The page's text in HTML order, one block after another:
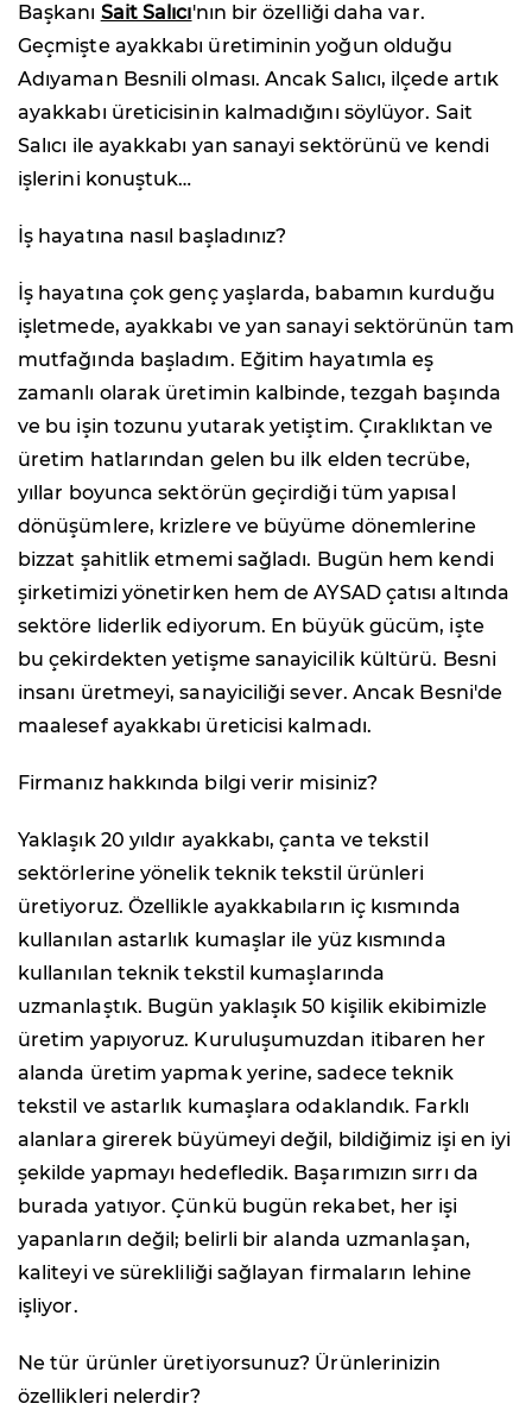
Başkanı Sait Salıcı'nın bir özelliği daha var.
Geçmişte ayakkabı üretiminin yoğun olduğu
Adıyaman Besnili olması. Ancak Salıcı, ilçede artık
ayakkabı üreticisinin kalmadığını söylüyor. Sait
Salıcı ile ayakkabı yan sanayi sektörünü ve kendi
işlerini konuştuk…
İş hayatına nasıl başladınız?
İş hayatına çok genç yaşlarda, babamın kurduğu
işletmede, ayakkabı ve yan sanayi sektörünün tam
mutfağında başladım. Eğitim hayatımla eş
zamanlı olarak üretimin kalbinde, tezgah başında
ve bu işin tozunu yutarak yetiştim. Çıraklıktan ve
üretim hatlarından gelen bu ilk elden tecrübe,
yıllar boyunca sektörün geçirdiği tüm yapısal
dönüşümlere, krizlere ve büyüme dönemlerine
bizzat şahitlik etmemi sağladı. Bugün hem kendi
şirketimizi yönetirken hem de AYSAD çatısı altında
sektöre liderlik ediyorum. En büyük gücüm, işte
bu çekirdekten yetişme sanayicilik kültürü. Besni
insanı üretmeyi, sanayiciliği sever. Ancak Besni'de
maalesef ayakkabı üreticisi kalmadı.
Firmanız hakkında bilgi verir misiniz?
Yaklaşık 20 yıldır ayakkabı, çanta ve tekstil
sektörlerine yönelik teknik tekstil ürünleri
üretiyoruz. Özellikle ayakkabıların iç kısmında
kullanılan astarlık kumaşlar ile yüz kısmında
kullanılan teknik tekstil kumaşlarında
uzmanlaştık. Bugün yaklaşık 50 kişilik ekibimizle
üretim yapıyoruz. Kuruluşumuzdan itibaren her
alanda üretim yapmak yerine, sadece teknik
tekstil ve astarlık kumaşlara odaklandık. Farklı
alanlara girerek büyümeyi değil, bildiğimiz işi en iyi
şekilde yapmayı hedefledik. Başarımızın sırrı da
burada yatıyor. Çünkü bugün rekabet, her işi
yapanların değil; belirli bir alanda uzmanlaşan,
kaliteyi ve sürekliliği sağlayan firmaların lehine
işliyor.
Ne tür ürünler üretiyorsunuz? Ürünlerinizin
özellikleri nelerdir?